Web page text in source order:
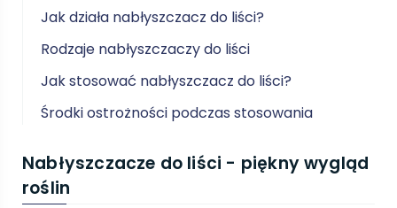
Jak działa nabłyszczacz do liści?
Rodzaje nabłyszczaczy do liści
Jak stosować nabłyszczacz do liści?
Środki ostrożności podczas stosowania
Nabłyszczacze do liści - piękny wygląd
roślin